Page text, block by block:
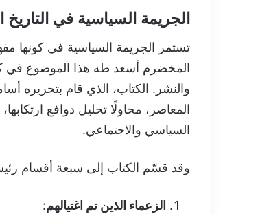
الجريمة السياسية في التاريخ
تستمر الجريمة السياسية في كونها
المخضرم أسعد طه هذا الموضوع في
والنشر. الكتاب، الذي قام بتحريره
المعاصر، محاولًا تحليل دوافع
السياسي والاجتماعي.
وقد قسّم الكتاب إلى سبعة أقسام
الزعماء الذين تم اغتيالهم: